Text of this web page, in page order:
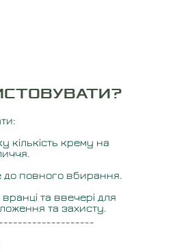
?
кількість крему на
до повного вбирання.
та ввечері для
та захисту.